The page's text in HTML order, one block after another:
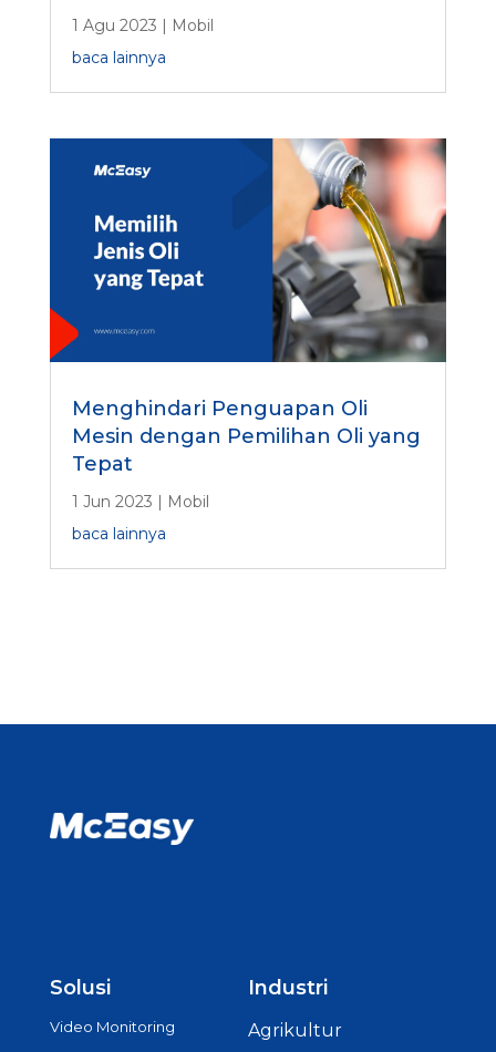
1 Agu 2023 | Mobil
baca lainnya
Menghindari Penguapan Oli
Mesin dengan Pemilihan Oli yang
Tepat
1 Jun 2023 | Mobil
baca lainnya
Solusi
Video Monitoring
Industri
Agrikultur